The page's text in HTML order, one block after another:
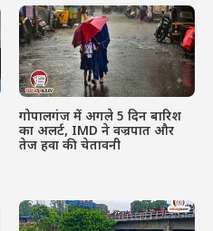
गोपालगंज में अगले 5 दिन बारिश
का अलर्ट, IMD ने वज्रपात और
तेज हवा की चेतावनी